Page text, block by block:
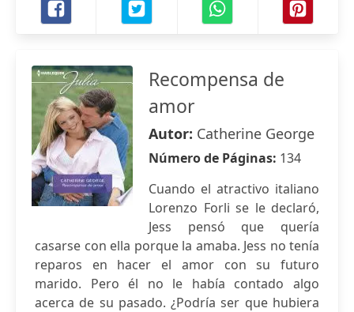
Recompensa de
amor
Autor: Catherine George
Número de Páginas: 134
Cuando el atractivo italiano
Lorenzo Forli se le declaró,
Jess pensó que quería
casarse con ella porque la amaba. Jess no tenía
reparos en hacer el amor con su futuro
marido. Pero él no le había contado algo
acerca de su pasado. ¿Podría ser que hubiera